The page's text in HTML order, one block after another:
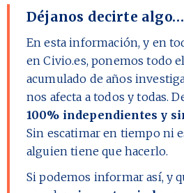
Déjanos decirte algo…
En esta información, y en
en Civio.es, ponemos todo
acumulado de años
nos afecta a todos y todas.
100% independientes y
Sin escatimar en tiempo ni
alguien tiene que hacerlo.
Si podemos informar así, y